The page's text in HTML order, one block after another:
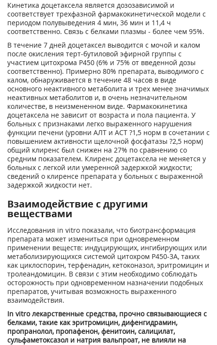
Кинетика доцетаксела является дозозависимой и
соответствует трехфазной фармакокинетической модели с
периодом полувыведения 4 мин, 36 мин и 11,4 ч
соответственно. Связь с белками плазмы - более чем 95%.
В течение 7 дней доцетаксел выводится с мочой и калом
после окисления терт-бутиловой эфирной группы с
участием цитохрома Р450 (6% и 75% от введенной дозы
соответственно). Примерно 80% препарата, выводимого с
калом, обнаруживается в течение 48 часов в виде
основного неактивного метаболита и трех менее значимых
неактивных метаболитов и, в очень незначительном
количестве, в неизмененном виде. Фармакокинетика
доцетаксела не зависит от возраста и пола пациента. У
больных с признаками легко выраженного нарушения
функции печени (уровни АЛТ и ACT ?1,5 норм в сочетании с
повышением активности щелочной фосфатазы ?2,5 норм)
общий клиренс был снижен на 27% по сравнению со
средним показателем. Клиренс доцетаксела не меняется у
больных с легкой или умеренной задержкой жидкости;
сведений о клиренсе препарата у больных с выраженной
задержкой жидкости нет.
Взаимодействие с другими
веществами
Исследования in vitro показали, что биотрансформация
препарата может измениться при одновременном
применении веществ: индуцирующих, ингибирующих или
метаболизирующихся системой цитохром Р450-3А, таких
как циклоспорин, терфенадин, кетоконазол, эритромицин и
тролеандомицин. В связи с этим необходимо соблюдать
осторожность при одновременном назначении подобных
препаратов, учитывая возможность выраженного
взаимодействия.
In vitro лекарственные средства, прочно связывающиеся с
белками, такие как эритромицин, дифенгидрамин,
пропранолол, пропафенон, фенитоин, салицилат,
сульфаметоксазол и натрия вальпроат, не влияли на